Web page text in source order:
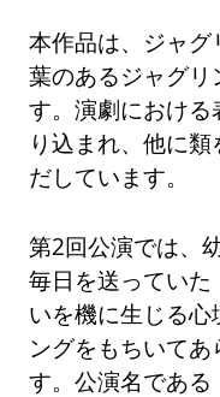
本作品は、ジャ
葉のあるジャグリ
す。演劇におけ
り込まれ、他に
だしています。
第2回公演では、
毎日を送ってい
いを機に生じる心
ングをもちいて
す。公演名であ